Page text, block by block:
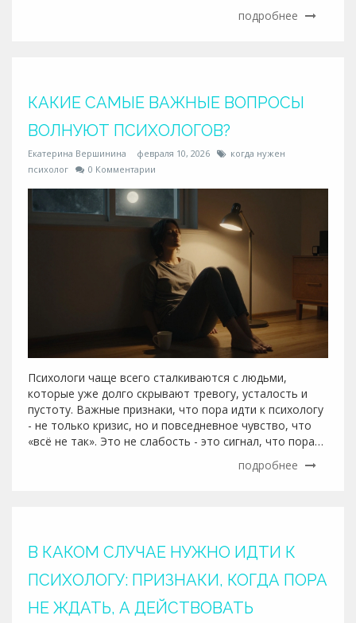
подробнее
КАКИЕ САМЫЕ ВАЖНЫЕ ВОПРОСЫ
ВОЛНУЮТ ПСИХОЛОГОВ?
Екатерина Вершинина февраля 10, 2026
когда нужен
психолог
0 Комментарии
Психологи чаще всего сталкиваются с людьми,
которые уже долго скрывают тревогу, усталость и
пустоту. Важные признаки, что пора идти к психологу
- не только кризис, но и повседневное чувство, что
«всё не так». Это не слабость - это сигнал, что пора
подробнее
В КАКОМ СЛУЧАЕ НУЖНО ИДТИ К
ПСИХОЛОГУ: ПРИЗНАКИ, КОГДА ПОРА
НЕ ЖДАТЬ, А ДЕЙСТВОВАТЬ